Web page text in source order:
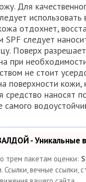
Для
отдохнет,
следует
Поверх
при
не стоит
поверхности
средство наносят
- Уникальные
трем пакетам оценки:
вечные ссылки,